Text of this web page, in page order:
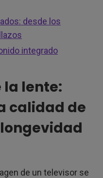
desde los
integrado
la lente:
calidad de
de un televisor se